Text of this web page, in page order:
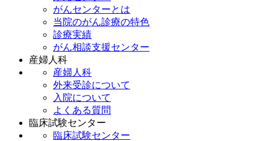
がんセンターとは
当院のがん診療の特色
診療実績
がん相談支援センター
産婦人科
産婦人科
外来受診について
入院について
よくある質問
臨床試験センター
臨床試験センター